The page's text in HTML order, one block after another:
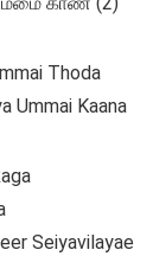
Thoda
Ummai Kaana
Seiyavilayae